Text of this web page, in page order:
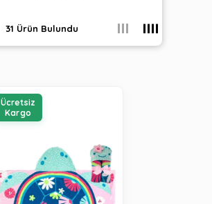
31 Ürün
Ücretsiz
Kargo